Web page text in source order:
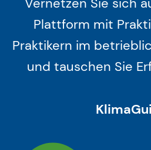
Plattform mit
Praktikern im
und tauschen Sie